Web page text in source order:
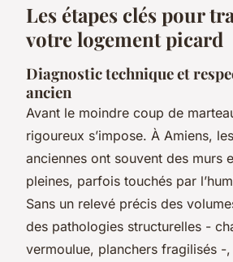
Les étapes clés pour
votre logement picard
Diagnostic technique et
ancien
Avant le moindre coup de
rigoureux s’impose. À Amiens,
anciennes ont souvent des murs
pleines, parfois touchés par
Sans un relevé précis des
des pathologies structurelles -
vermoulue, planchers fragilisés -